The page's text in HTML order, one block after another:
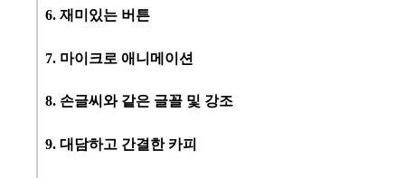
6. 재미있는 버튼
7. 마이크로 애니메이션
8. 손글씨와 같은 글꼴 및 강조
9. 대담하고 간결한 카피